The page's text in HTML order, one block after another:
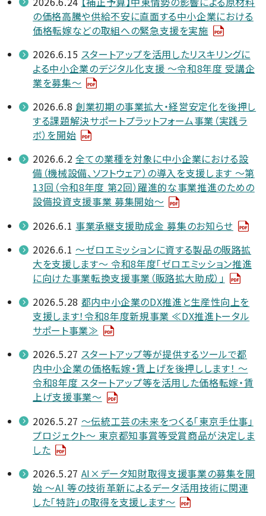
の価格高騰や供給不安に直面する中小企業における
価格転嫁などの取組への緊急支援を実施
2026.6.15 スタートアップを活用したリスキリングに
よる中小企業のデジタル化支援 ～令和8年度 受講企
業を募集～
2026.6.8 創業初期の事業拡大・経営安定化を後押し
する課題解決サポートプラットフォーム事業（実践ラ
ボ）を開始
2026.6.2 全ての業種を対象に中小企業における設
備（機械設備、ソフトウェア）の導入を支援します ～第
13回（令和8年度 第2回）躍進的な事業推進のための
設備投資支援事業 募集開始～
2026.6.1 事業承継支援助成金 募集のお知らせ
2026.6.1 ～ゼロエミッションに資する製品の販路拡
大を支援します～ 令和8年度「ゼロエミッション推進
に向けた事業転換支援事業（販路拡大助成）」
2026.5.28 都内中小企業のDX推進と生産性向上を
支援します！令和8年度新規事業 ≪DX推進トータル
サポート事業≫
2026.5.27 スタートアップ等が提供するツールで都
内中小企業の価格転嫁・賃上げを後押しします！ ～
令和8年度 スタートアップ等を活用した価格転嫁・賃
上げ支援事業～
2026.5.27 ～伝統工芸の未来をつくる「東京手仕事」
プロジェクト～ 東京都知事賞等受賞商品が決定しま
した
2026.5.27 AI×データ知財取得支援事業の募集を開
始 ～AI 等の技術革新によるデータ活用技術に関連
した「特許」の取得を支援します～